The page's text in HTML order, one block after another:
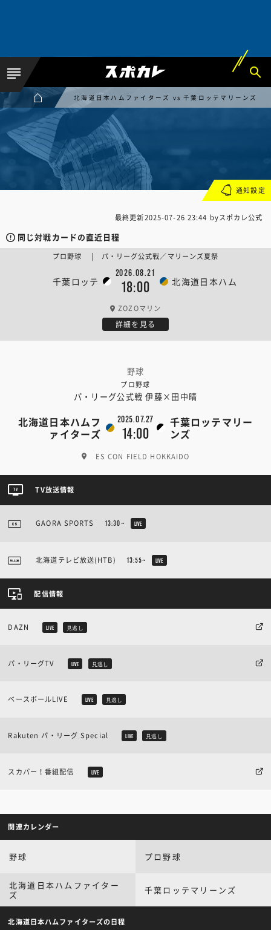
北海道日本ハムファイターズ vs 千葉ロッテマリーンズ
最終更新2025-07-26 23:44 byスポカレ公式
同じ対戦カードの直近日程
千葉ロッテ
2026.08.21
18:00 北海道日本ハム
プロ野球 | パ・リーグ公式戦／マリーンズ夏祭
ZOZOマリン
詳細を見る
野球
プロ野球
パ・リーグ公式戦 伊藤×田中晴
北海道日本ハムフ
ァイターズ
2025.07.27
14:00
千葉ロッテマリー
ンズ
ES CON FIELD HOKKAIDO
通知設定
TV放送情報
GAORA SPORTS 13:30~ LIVE
北海道テレビ放送(HTB) 13:55~ LIVE
配信情報
DAZN LIVE 見逃し
パ・リーグTV LIVE 見逃し
ベースボールLIVE LIVE 見逃し
Rakuten パ・リーグ Special LIVE 見逃し
スカパー！番組配信 LIVE
関連カレンダー
野球 プロ野球
北海道日本ハムファイター
ズ
千葉ロッテマリーンズ
北海道日本ハムファイターズの日程